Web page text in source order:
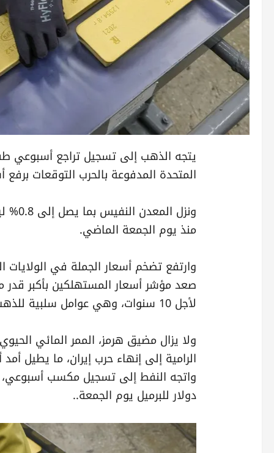
يتجه الذهب إلى تسجيل تراجع أسبوعي
المتحدة المدفوعة بالحرب التوقعات برفع
منذ يوم الجمعة الماضي.
لأجل 10 سنوات، وهي عوامل سلبية للذهب، الذي لا يدر فائدة ويُسعَّر بالعملة الأميركية.
ولا يزال مضيق هرمز، الممر المائي
الرامية إلى إنهاء حرب إيران، ما يطيل
دولار للبرميل يوم الجمعة..